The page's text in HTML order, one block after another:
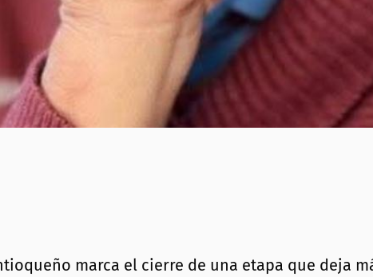
marca el cierre de una etapa que deja